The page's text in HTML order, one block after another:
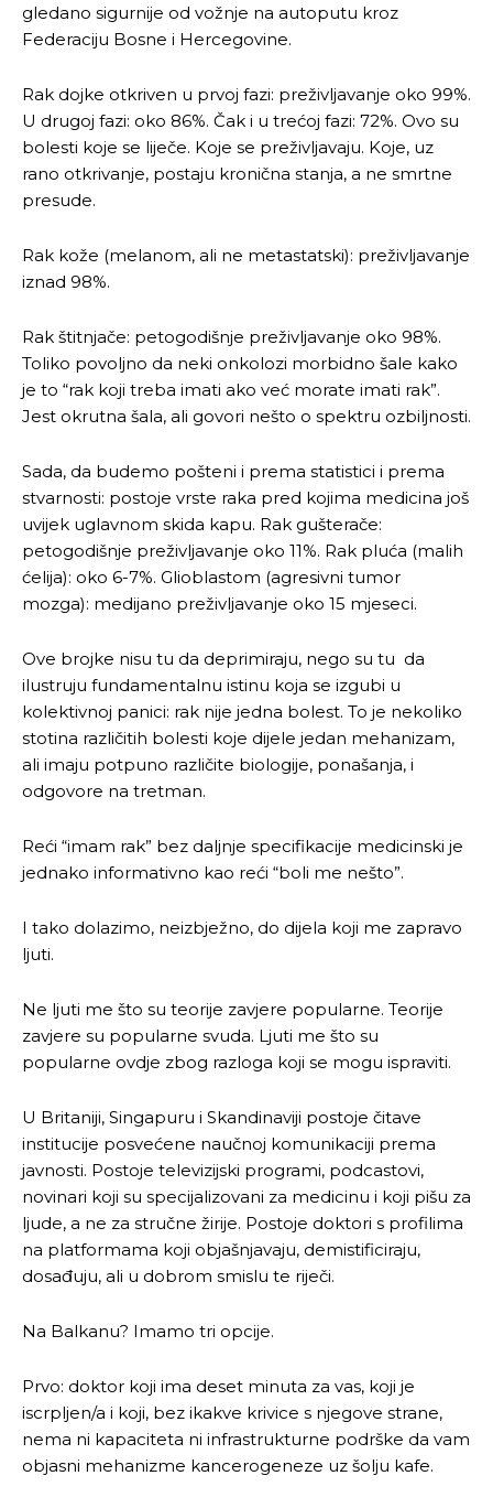
Ovim putem želimo da vam se zahvalimo što ste
odlučili da pustite Vašu priču da živi, Redakcija
Ovim putem želimo da vam se zahvalimo što ste
odlučili da pustite Vašu priču da živi, Redakcija
gledano sigurnije od vožnje na autoputu kroz
Federaciju Bosne i Hercegovine.
Rak dojke otkriven u prvoj fazi: preživljavanje oko 99%.
U drugoj fazi: oko 86%. Čak i u trećoj fazi: 72%. Ovo su
bolesti koje se liječe. Koje se preživljavaju. Koje, uz
rano otkrivanje, postaju kronična stanja, a ne smrtne
presude.
Rak kože (melanom, ali ne metastatski): preživljavanje
iznad 98%.
Rak štitnjače: petogodišnje preživljavanje oko 98%.
Toliko povoljno da neki onkolozi morbidno šale kako
je to “rak koji treba imati ako već morate imati rak”.
Jest okrutna šala, ali govori nešto o spektru ozbiljnosti.
Sada, da budemo pošteni i prema statistici i prema
stvarnosti: postoje vrste raka pred kojima medicina još
uvijek uglavnom skida kapu. Rak gušterače:
petogodišnje preživljavanje oko 11%. Rak pluća (malih
ćelija): oko 6-7%. Glioblastom (agresivni tumor
mozga): medijano preživljavanje oko 15 mjeseci.
Ove brojke nisu tu da deprimiraju, nego su tu da
ilustruju fundamentalnu istinu koja se izgubi u
kolektivnoj panici: rak nije jedna bolest. To je nekoliko
stotina različitih bolesti koje dijele jedan mehanizam,
ali imaju potpuno različite biologije, ponašanja, i
odgovore na tretman.
Reći “imam rak” bez daljnje specifikacije medicinski je
jednako informativno kao reći “boli me nešto”.
I tako dolazimo, neizbježno, do dijela koji me zapravo
ljuti.
Ne ljuti me što su teorije zavjere popularne. Teorije
zavjere su popularne svuda. Ljuti me što su
popularne ovdje zbog razloga koji se mogu ispraviti.
U Britaniji, Singapuru i Skandinaviji postoje čitave
institucije posvećene naučnoj komunikaciji prema
javnosti. Postoje televizijski programi, podcastovi,
novinari koji su specijalizovani za medicinu i koji pišu za
ljude, a ne za stručne žirije. Postoje doktori s profilima
na platformama koji objašnjavaju, demistificiraju,
dosađuju, ali u dobrom smislu te riječi.
Na Balkanu? Imamo tri opcije.
Prvo: doktor koji ima deset minuta za vas, koji je
iscrpljen/a i koji, bez ikakve krivice s njegove strane,
nema ni kapaciteta ni infrastrukturne podrške da vam
objasni mehanizme kancerogeneze uz šolju kafe.